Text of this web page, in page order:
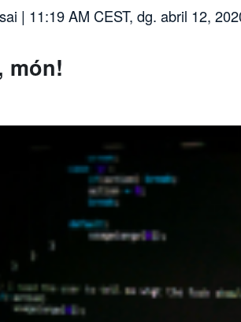
| 11:19 AM CEST, dg. abril 12,
món!